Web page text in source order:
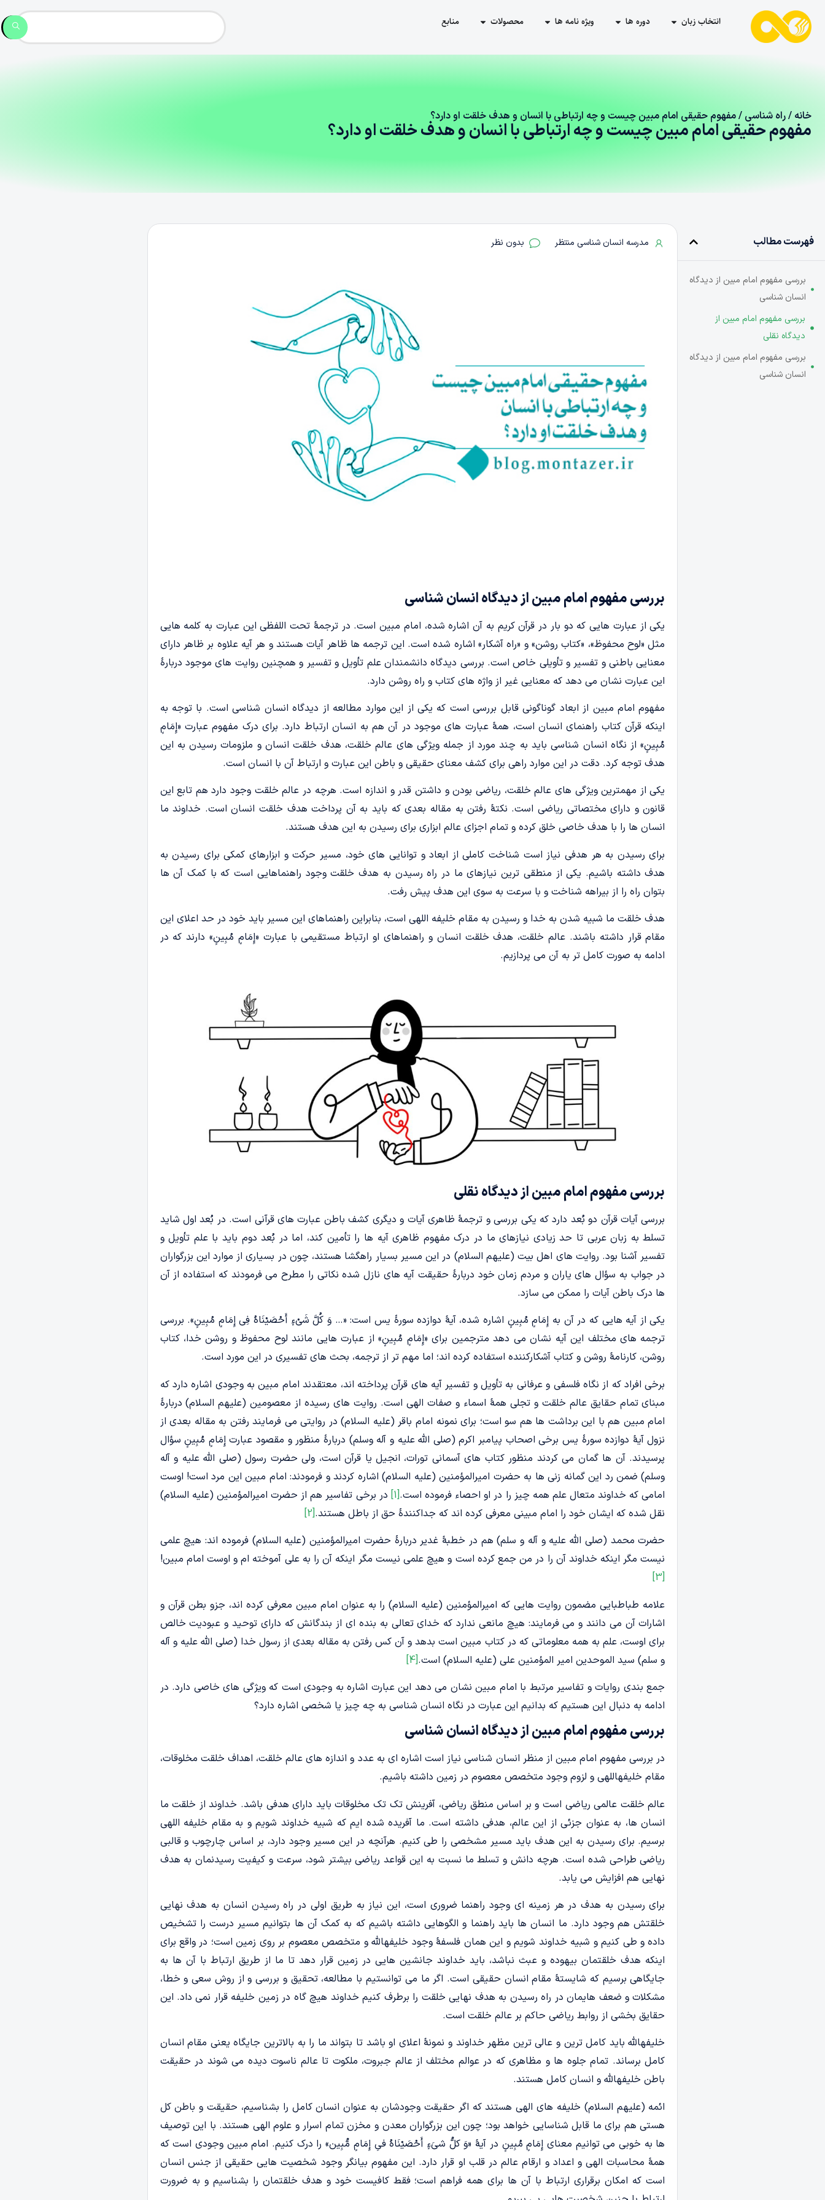
انتخاب زبان دوره ها ویژه نامه ها محصولات منابع
خانه /راه شناسی / مفهوم حقیقی امام مبین چیست و چه ارتباطی با انسان و هدف خلقت او دارد؟
مفهوم حقیقی امام مبین چیست و چه ارتباطی با انسان و هدف خلقت او دارد؟
فهرست مطالب
بررسی مفهوم امام مبین از دیدگاه
انسان شناسی
بررسی مفهوم امام مبین از
دیدگاه نقلی
بررسی مفهوم امام مبین از دیدگاه
انسان شناسی
مدرسه انسان شناسی منتظر بدون نظر
بررسی مفهوم امام مبین از دیدگاه انسان شناسی
یکی از عبارت هایی که دو بار در قرآن کریم به آن اشاره شده، امام مبین است. در ترجمۀ تحت اللفظی این عبارت به کلمه هایی
مثل «لوح محفوظ»، «کتاب روشن» و «راه آشکار» اشاره شده است. این ترجمه ها ظاهر آیات هستند و هر آیه علاوه بر ظاهر دارای
معنایی باطنی و تفسیر و تأویلی خاص است. بررسی دیدگاه دانشمندان علم تأویل و تفسیر و همچنین روایت های موجود دربارۀ
این عبارت نشان می دهد که معنایی غیر از واژه های کتاب و راه روشن دارد.
مفهوم امام مبین از ابعاد گوناگونی قابل بررسی است که یکی از این موارد مطالعه از دیدگاه انسان شناسی است. با توجه به
اینکه قرآن کتاب راهنمای انسان است، همۀ عبارت های موجود در آن هم به انسان ارتباط دارد. برای درک مفهوم عبارت «إِمَامٍ
مُبِینٍ» از نگاه انسان شناسی باید به چند مورد از جمله ویژگی های عالم خلقت، هدف خلقت انسان و ملزومات رسیدن به این
هدف توجه کرد. دقت در این موارد راهی برای کشف معنای حقیقی و باطن این عبارت و ارتباط آن با انسان است.
یکی از مهمترین ویژگی های عالم خلقت، ریاضی بودن و داشتن قدر و اندازه است. هرچه در عالم خلقت وجود دارد هم تابع این
قانون و دارای مختصاتی ریاضی است. نکتۀ رفتن به مقاله بعدی که باید به آن پرداخت هدف خلقت انسان است. خداوند ما
انسان ها را با هدف خاصی خلق کرده و تمام اجزای عالم ابزاری برای رسیدن به این هدف هستند.
برای رسیدن به هر هدفی نیاز است شناخت کاملی از ابعاد و توانایی های خود، مسیر حرکت و ابزارهای کمکی برای رسیدن به
هدف داشته باشیم. یکی از منطقی ترین نیازهای ما در راه رسیدن به هدف خلقت وجود راهنماهایی است که با کمک آن ها
بتوان راه را از بیراهه شناخت و با سرعت به سوی این هدف پیش رفت.
هدف خلقت ما شبیه شدن به خدا و رسیدن به مقام خلیفه اللهی است، بنابراین راهنماهای این مسیر باید خود در حد اعلای این
مقام قرار داشته باشند. عالم خلقت، هدف خلقت انسان و راهنماهای او ارتباط مستقیمی با عبارت «إِمَامٍ مُبِینٍ» دارند که در
ادامه به صورت کامل تر به آن می پردازیم.
بررسی مفهوم امام مبین از دیدگاه نقلی
بررسی آیات قرآن دو بُعد دارد که یکی بررسی و ترجمۀ ظاهری آیات و دیگری کشف باطن عبارت های قرآنی است. در بُعد اول شاید
تسلط به زبان عربی تا حد زیادی نیازهای ما در درک مفهوم ظاهری آیه ها را تأمین کند، اما در بُعد دوم باید با علم تأویل و
تفسیر آشنا بود. روایت های اهل بیت (علیهم السلام) در این مسیر بسیار راهگشا هستند، چون در بسیاری از موارد این بزرگواران
در جواب به سؤال های یاران و مردم زمان خود دربارۀ حقیقت آیه های نازل شده نکاتی را مطرح می فرمودند که استفاده از آن
ها درک باطن آیات را ممکن می سازد.
یکی از آیه هایی که در آن به إِمَامٍ مُبِینٍ اشاره شده، آیۀ دوازده سورۀ یس است: «… وَ کُلَّ شَیْءٍ أَحْصَیْنَاهُ فِی إِمَامٍ مُبِینٍ». بررسی
ترجمه های مختلف این آیه نشان می دهد مترجمین برای «إِمَامٍ مُبِینٍ» از عبارت هایی مانند لوح محفوظ و روشن خدا، کتاب
روشن، کارنامۀ روشن و کتاب آشکارکننده استفاده کرده اند؛ اما مهم تر از ترجمه، بحث های تفسیری در این مورد است.
برخی افراد که از نگاه فلسفی و عرفانی به تأویل و تفسیر آیه های قرآن پرداخته اند، معتقدند امام مبین به وجودی اشاره دارد که
مبنای تمام حقایق عالم خلقت و تجلی همۀ اسماء و صفات الهی است. روایت های رسیده از معصومین (علیهم السلام) دربارۀ
امام مبین هم با این برداشت ها هم سو است؛ برای نمونه امام باقر (علیه السلام) در روایتی می فرمایند رفتن به مقاله بعدی از
نزول آیۀ دوازده سورۀ یس برخی اصحاب پیامبر اکرم (صلی الله علیه و آله وسلم) دربارۀ منظور و مقصود عبارت إِمَامٍ مُبِینٍ سؤال
پرسیدند. آن ها گمان می کردند منظور کتاب های آسمانی تورات، انجیل یا قرآن است، ولی حضرت رسول (صلی الله علیه و آله
وسلم) ضمن رد این گمانه زنی ها به حضرت امیرالمؤمنین (علیه السلام) اشاره کردند و فرمودند: امام مبین این مرد است! اوست
امامی که خداوند متعال علم همه چیز را در او احصاء فرموده است.[1]
در برخی تفاسیر هم از حضرت امیرالمؤمنین (علیه السلام)
نقل شده که ایشان خود را امام مبینی معرفی کرده اند که جداکنندۀ حق از باطل هستند.[2]
حضرت محمد (صلی الله علیه و آله و سلم) هم در خطبۀ غدیر دربارۀ حضرت امیرالمؤمنین (علیه السلام) فرموده اند: هیچ علمی
نیست مگر اینکه خداوند آن را در من جمع کرده است و هیچ علمی نیست مگر اینکه آن را به علی آموخته ام و اوست امام مبین!
[3]
علامه طباطبایی مضمون روایت هایی که امیرالمؤمنین (علیه السلام) را به عنوان امام مبین معرفی کرده اند، جزو بطن قرآن و
اشارات آن می دانند و می فرمایند: هیچ مانعى ندارد که خداى تعالى به بنده اى از بندگانش که داراى توحید و عبودیت خالص
براى اوست، علم به همه معلوماتى که در کتاب مبین است بدهد و آن کس رفتن به مقاله بعدی از رسول خدا (صلی الله علیه و آله
و سلم) سید الموحدین امیر المؤمنین على (علیه السلام) است.[4]
جمع بندی روایات و تفاسیر مرتبط با امام مبین نشان می دهد این عبارت اشاره به وجودی است که ویژگی های خاصی دارد. در
ادامه به دنبال این هستیم که بدانیم این عبارت در نگاه انسان شناسی به چه چیز یا شخصی اشاره دارد؟
بررسی مفهوم امام مبین از دیدگاه انسان شناسی
در بررسی مفهوم امام مبین از منظر انسان شناسی نیاز است اشاره ای به عدد و اندازه های عالم خلقت، اهداف خلقت مخلوقات،
مقام خلیفهاللهی و لزوم وجود متخصص معصوم در زمین داشته باشیم.
عالم خلقت عالمی ریاضی است و بر اساس منطق ریاضی، آفرینش تک تک مخلوقات باید دارای هدفی باشد. خداوند از خلقت ما
انسان ها، به عنوان جزئی از این عالم، هدفی داشته است. ما آفریده شده ایم که شبیه خداوند شویم و به مقام خلیفه اللهی
برسیم. برای رسیدن به این هدف باید مسیر مشخصی را طی کنیم. هرآنچه در این مسیر وجود دارد، بر اساس چارچوب و قالبی
ریاضی طراحی شده است. هرچه دانش و تسلط ما نسبت به این قواعد ریاضی بیشتر شود، سرعت و کیفیت رسیدنمان به هدف
نهایی هم افزایش می یابد.
برای رسیدن به هدف در هر زمینه ای وجود راهنما ضروری است، این نیاز به طریق اولی در راه رسیدن انسان به هدف نهایی
خلقتش هم وجود دارد. ما انسان ها باید راهنما و الگوهایی داشته باشیم که به کمک آن ها بتوانیم مسیر درست را تشخیص
داده و طی کنیم و شبیه خداوند شویم و این همان فلسفۀ وجود خلیفهالله و متخصص معصوم بر روی زمین است؛ در واقع برای
اینکه هدف خلقتمان بیهوده و عبث نباشد، باید خداوند جانشین هایی در زمین قرار دهد تا ما از طریق ارتباط با آن ها به
جایگاهی برسیم که شایستۀ مقام انسان حقیقی است. اگر ما می توانستیم با مطالعه، تحقیق و بررسی و از روش سعی و خطا،
مشکلات و ضعف هایمان در راه رسیدن به هدف نهایی خلقت را برطرف کنیم خداوند هیچ گاه در زمین خلیفه قرار نمی داد. این
حقایق بخشی از روابط ریاضی حاکم بر عالم خلقت است.
خلیفهالله باید کامل ترین و عالی ترین مظهر خداوند و نمونۀ اعلای او باشد تا بتواند ما را به بالاترین جایگاه یعنی مقام انسان
کامل برساند. تمام جلوه ها و مظاهری که در عوالم مختلف از عالم جبروت، ملکوت تا عالم ناسوت دیده می شوند در حقیقت
باطن خلیفهالله و انسان کامل هستند.
ائمه (علیهم السلام) خلیفه های الهی هستند که اگر حقیقت وجودشان به عنوان انسان کامل را بشناسیم، حقیقت و باطن کل
هستی هم برای ما قابل شناسایی خواهد بود؛ چون این بزرگواران معدن و مخزن تمام اسرار و علوم الهی هستند. با این توصیف
ها به خوبی می توانیم معنای إِمَامٍ مُبِینٍ در آیۀ «وَ کلُّ شىَ‏ءٍ أَحْصَیْنَاهُ فىِ إِمَامٍ مُّبِین» را درک کنیم. امام مبین وجودی است که
همۀ محاسبات الهی و اعداد و ارقام عالم در قلب او قرار دارد. این مفهوم بیانگر وجود شخصیت هایی حقیقی از جنس انسان
است که امکان برقراری ارتباط با آن ها برای همه فراهم است؛ فقط کافیست خود و هدف خلقتمان را بشناسیم و به ضرورت